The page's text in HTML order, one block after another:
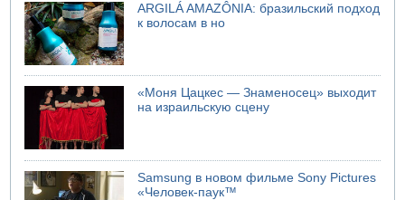
ARGILÁ AMAZÔNIA: бразильский подход
к волосам в но
«Моня Цацкес — Знаменосец» выходит
на израильскую сцену
Samsung в новом фильме Sony Pictures
«Человек-паук™